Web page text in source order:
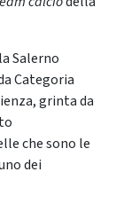
Salerno
Categoria
grinta da
che sono le
dei